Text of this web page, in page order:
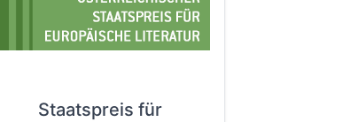
Staatspreis für